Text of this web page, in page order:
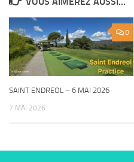
0
SAINT ENDREOL – 6 MAI 2026
7 MAI 2026